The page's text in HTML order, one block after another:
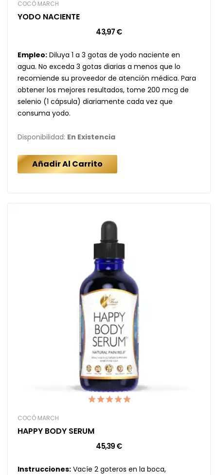
COCÓ MARCH
YODO NACIENTE
43,97 €
Empleo: Diluya 1 a 3 gotas de yodo naciente en
agua. No exceda 3 gotas diarias a menos que lo
recomiende su proveedor de atención médica. Para
obtener los mejores resultados, tome 200 mcg de
selenio (1 cápsula) diariamente cada vez que
consuma yodo.
Disponibilidad: En Existencia
Añadir Al Carrito
COCÓ MARCH
HAPPY BODY SERUM
45,39 €
Instrucciones: Vacíe 2 goteros en la boca,